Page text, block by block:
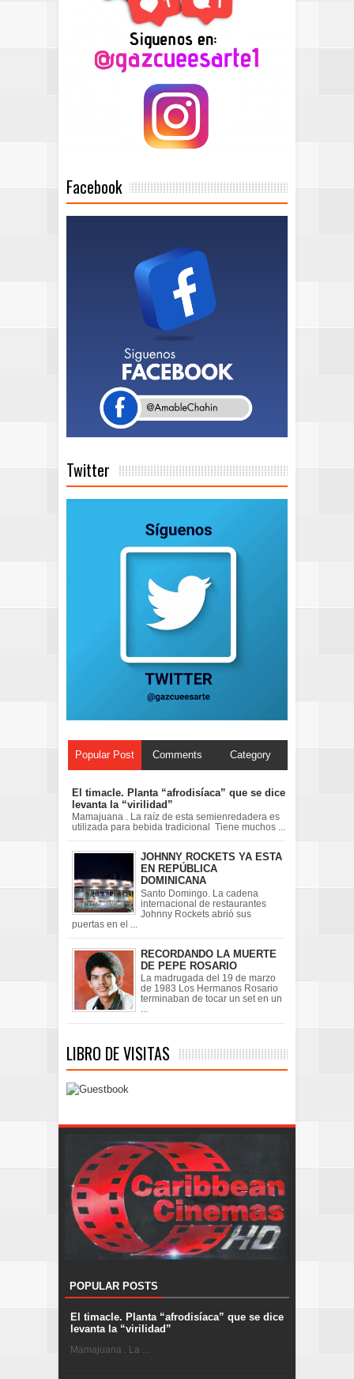
Facebook
Twitter
Popular Post Comments Category
El timacle. Planta “afrodisíaca” que se dice
levanta la “virilidad”
Mamajuana . La raíz de esta semienredadera es
utilizada para bebida tradicional Tiene muchos ...
JOHNNY ROCKETS YA ESTA
EN REPÚBLICA
DOMINICANA
Santo Domingo. La cadena
internacional de restaurantes
Johnny Rockets abrió sus
puertas en el ...
RECORDANDO LA MUERTE
DE PEPE ROSARIO
La madrugada del 19 de marzo
de 1983 Los Hermanos Rosario
terminaban de tocar un set en un
...
LIBRO DE VISITAS
POPULAR POSTS
El timacle. Planta “afrodisíaca” que se dice
levanta la “virilidad”
Mamajuana . La ...